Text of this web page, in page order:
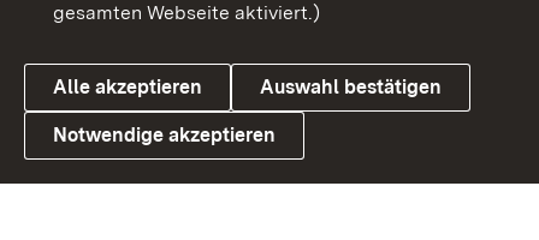
Link zum Landesportal
Cookies
gesamten Webseite aktiviert.)
Alle akzeptieren Auswahl bestätigen
Notwendige akzeptieren